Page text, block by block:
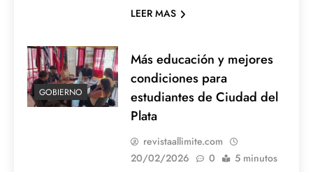
LEER MAS
GOBIERNO
Más educación y mejores
condiciones para
estudiantes de Ciudad del
Plata
revistaallimite.com
20/02/2026
0 5 minutos